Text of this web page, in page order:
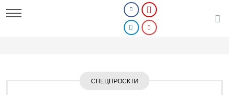
СПЕЦПРОЄКТИ